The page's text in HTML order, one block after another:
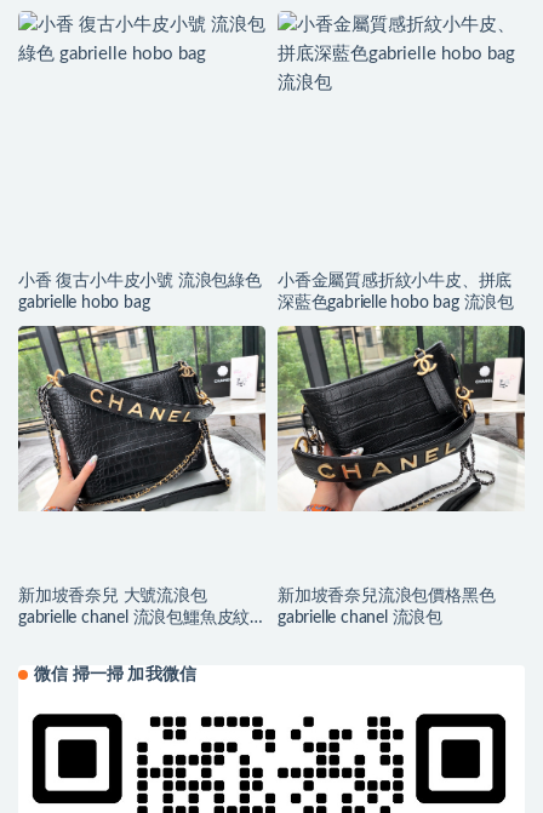
銀色與金色金屬
小香 復古小牛皮小號 流浪包綠色
gabrielle hobo bag
小香金屬質感折紋小牛皮、拼底
深藍色gabrielle hobo bag 流浪包
新加坡香奈兒 大號流浪包
gabrielle chanel 流浪包鱷魚皮紋
新加坡香奈兒流浪包價格黑色
gabrielle chanel 流浪包
微信 掃一掃 加我微信